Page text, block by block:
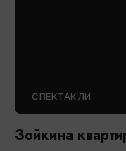
СПЕКТАКЛИ
Зойкина